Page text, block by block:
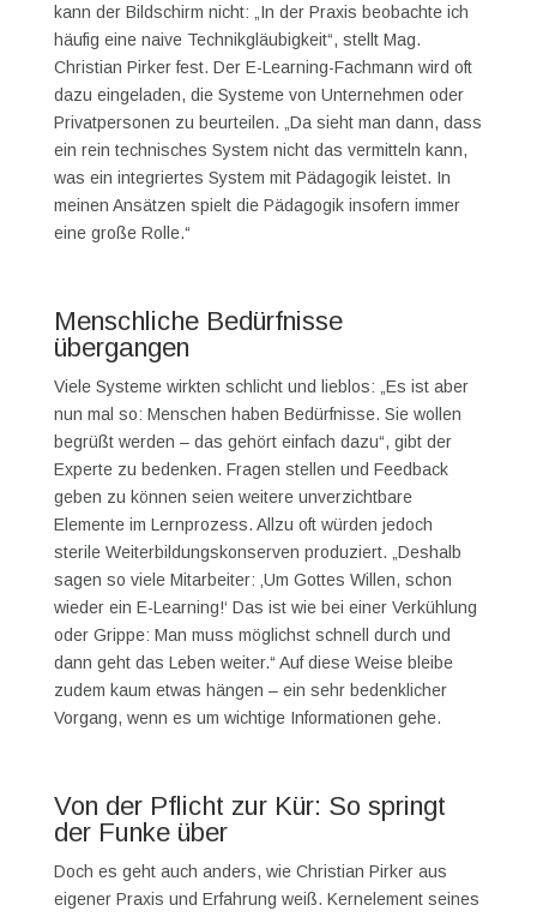
kann der Bildschirm nicht: „In der Praxis beobachte ich
häufig eine naive Technikgläubigkeit“, stellt Mag.
Christian Pirker fest. Der E-Learning-Fachmann wird oft
dazu eingeladen, die Systeme von Unternehmen oder
Privatpersonen zu beurteilen. „Da sieht man dann, dass
ein rein technisches System nicht das vermitteln kann,
was ein integriertes System mit Pädagogik leistet. In
meinen Ansätzen spielt die Pädagogik insofern immer
eine große Rolle.“
Menschliche Bedürfnisse
übergangen
Viele Systeme wirkten schlicht und lieblos: „Es ist aber
nun mal so: Menschen haben Bedürfnisse. Sie wollen
begrüßt werden – das gehört einfach dazu“, gibt der
Experte zu bedenken. Fragen stellen und Feedback
geben zu können seien weitere unverzichtbare
Elemente im Lernprozess. Allzu oft würden jedoch
sterile Weiterbildungskonserven produziert. „Deshalb
sagen so viele Mitarbeiter: ‚Um Gottes Willen, schon
wieder ein E-Learning!‘ Das ist wie bei einer Verkühlung
oder Grippe: Man muss möglichst schnell durch und
dann geht das Leben weiter.“ Auf diese Weise bleibe
zudem kaum etwas hängen – ein sehr bedenklicher
Vorgang, wenn es um wichtige Informationen gehe.
Von der Pflicht zur Kür: So springt
der Funke über
Doch es geht auch anders, wie Christian Pirker aus
eigener Praxis und Erfahrung weiß. Kernelement seines